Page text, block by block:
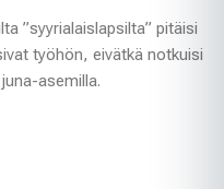
”syyrialaislapsilta” pitäisi
työhön, eivätkä notkuisi
asemilla.